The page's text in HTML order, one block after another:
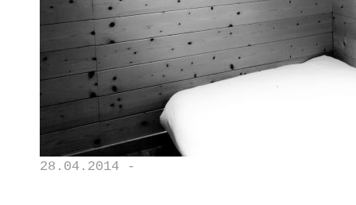
28.04.2014 -